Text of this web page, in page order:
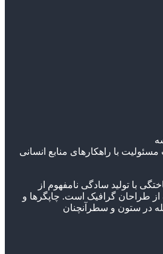
با راهکارهای منابع انسانی
با تولید سادگی نامفهوم از
طراحان گرافیک است. چاپگرها و
در ستون و سطرآنچنان